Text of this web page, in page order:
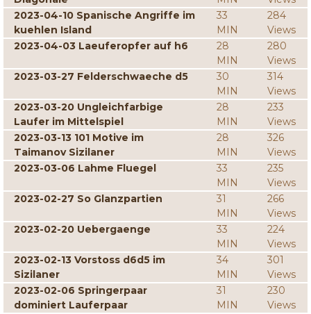
2023-04-10 Spanische Angriffe im
kuehlen Island
33
MIN
284
Views
2023-04-03 Laeuferopfer auf h6
28
MIN
280
Views
2023-03-27 Felderschwaeche d5
30
MIN
314
Views
2023-03-20 Ungleichfarbige
Laufer im Mittelspiel
28
MIN
233
Views
2023-03-13 101 Motive im
Taimanov Sizilaner
28
MIN
326
Views
2023-03-06 Lahme Fluegel
33
MIN
235
Views
2023-02-27 So Glanzpartien
31
MIN
266
Views
2023-02-20 Uebergaenge
33
MIN
224
Views
2023-02-13 Vorstoss d6d5 im
Sizilaner
34
MIN
301
Views
2023-02-06 Springerpaar
dominiert Lauferpaar
31
MIN
230
Views